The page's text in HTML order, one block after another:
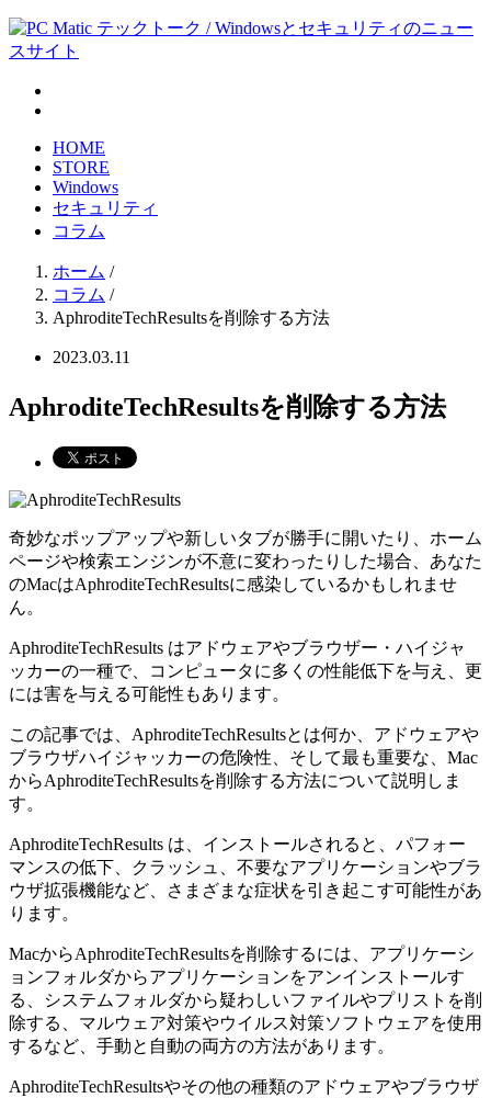
HOME
STORE
Windows
セキュリティ
コラム
ホーム /
コラム /
AphroditeTechResultsを削除する方法
2023.03.11
AphroditeTechResultsを削除する方法
奇妙なポップアップや新しいタブが勝手に開いたり、ホーム
ページや検索エンジンが不意に変わったりした場合、あなた
のMacはAphroditeTechResultsに感染しているかもしれませ
ん。
AphroditeTechResults はアドウェアやブラウザー・ハイジャ
ッカーの一種で、コンピュータに多くの性能低下を与え、更
には害を与える可能性もあります。
この記事では、AphroditeTechResultsとは何か、アドウェアや
ブラウザハイジャッカーの危険性、そして最も重要な、Mac
からAphroditeTechResultsを削除する方法について説明しま
す。
AphroditeTechResults は、インストールされると、パフォー
マンスの低下、クラッシュ、不要なアプリケーションやブラ
ウザ拡張機能など、さまざまな症状を引き起こす可能性があ
ります。
MacからAphroditeTechResultsを削除するには、アプリケーシ
ョンフォルダからアプリケーションをアンインストールす
る、システムフォルダから疑わしいファイルやプリストを削
除する、マルウェア対策やウイルス対策ソフトウェアを使用
するなど、手動と自動の両方の方法があります。
AphroditeTechResultsやその他の種類のアドウェアやブラウザ